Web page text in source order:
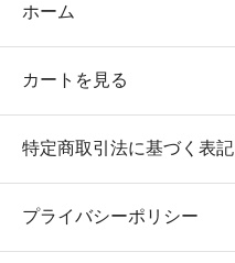
ホーム
カートを見る
特定商取引法に基づく表記
プライバシーポリシー